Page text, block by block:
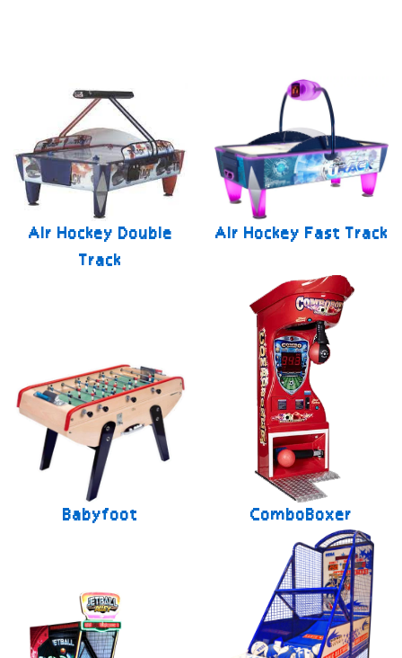
Air Hockey Double
Track
Air Hockey Fast Track
Babyfoot ComboBoxer